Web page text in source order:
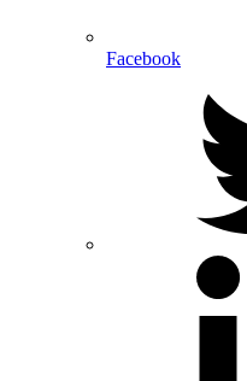
Facebook